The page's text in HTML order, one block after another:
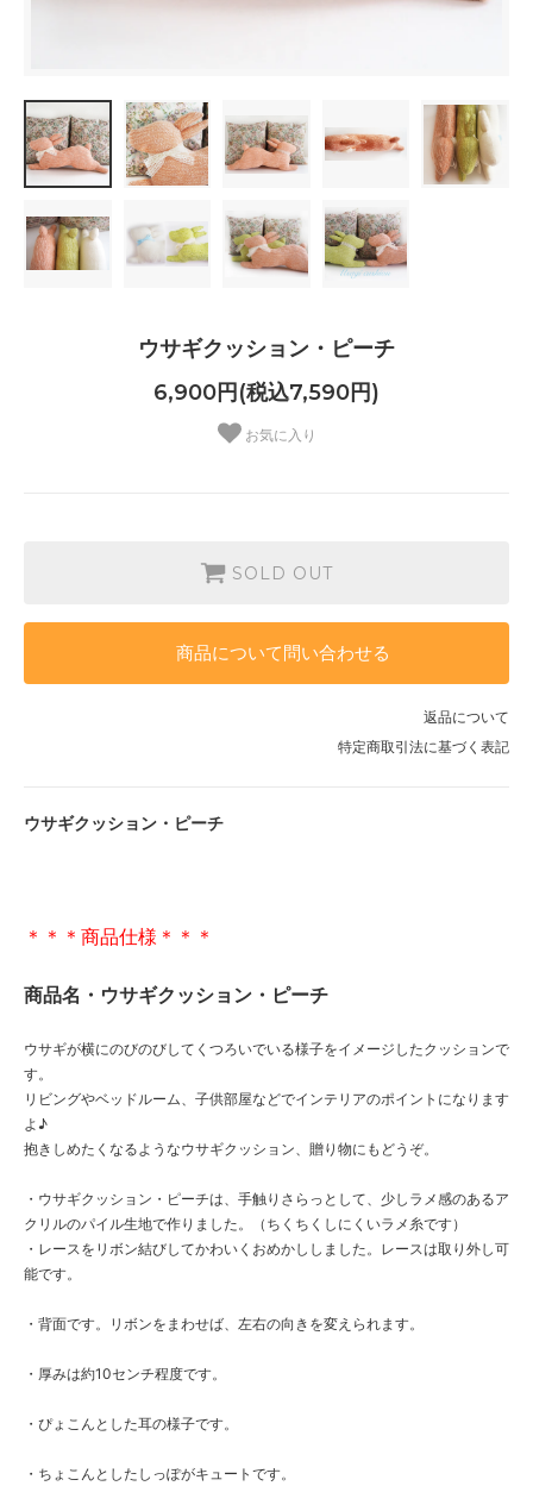
ウサギクッション・ピーチ
6,900円(税込7,590円)
お気に入り
SOLD OUT
商品について問い合わせる
返品について
特定商取引法に基づく表記
ウサギクッション・ピーチ
＊＊＊商品仕様＊＊＊
商品名・ウサギクッション・ピーチ
ウサギが横にのびのびしてくつろいでいる様子をイメージしたクッションで
す。
リビングやベッドルーム、子供部屋などでインテリアのポイントになります
よ♪
抱きしめたくなるようなウサギクッション、贈り物にもどうぞ。
・ウサギクッション・ピーチは、手触りさらっとして、少しラメ感のあるア
クリルのパイル生地で作りました。（ちくちくしにくいラメ糸です）
・レースをリボン結びしてかわいくおめかししました。レースは取り外し可
能です。
・背面です。リボンをまわせば、左右の向きを変えられます。
・厚みは約10センチ程度です。
・ぴょこんとした耳の様子です。
・ちょこんとしたしっぽがキュートです。